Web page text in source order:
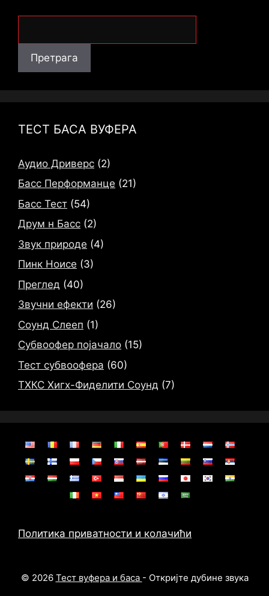
Претрага
ТЕСТ БАСА ВУФЕРА
Аудио Дриверс (2)
Басс Перформанце (21)
Басс Тест (54)
Друм н Басс (2)
Звук природе (4)
Пинк Ноисе (3)
Преглед (40)
Звучни ефекти (26)
Соунд Слееп (1)
Субвоофер појачало (15)
Тест субвоофера (60)
ТХКС Хигх-Фиделити Соунд (7)
Политика приватности и колачићи
© 2026 Тест вуфера и баса - Откријте дубине звука